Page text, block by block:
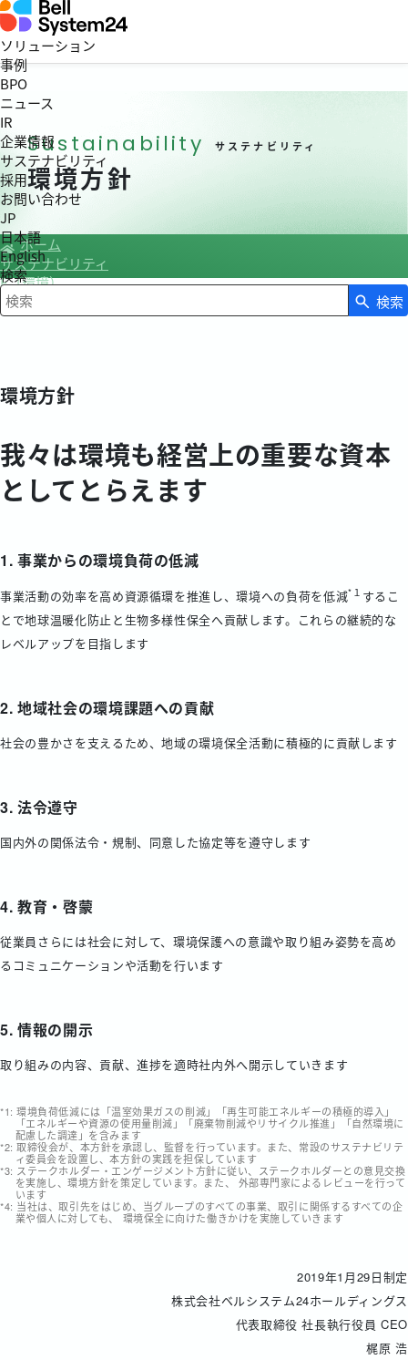
ソリューション
事例
BPO
ニュース
IR
企業情報
サステナビリティ
採用
お問い合わせ
JP
日本語
English
検索
検索キーワード入力
検索
Sustainability サステナビリティ
環境方針
ホーム
サステナビリティ
E（環境）
環境方針
環境方針
我々は環境も経営上の重要な資本
としてとらえます
1. 事業からの環境負荷の低減
事業活動の効率を高め資源循環を推進し、環境への負荷を低減*１ するこ
とで地球温暖化防止と生物多様性保全へ貢献します。これらの継続的な
レベルアップを目指します
2. 地域社会の環境課題への貢献
社会の豊かさを支えるため、地域の環境保全活動に積極的に貢献します
3. 法令遵守
国内外の関係法令・規制、同意した協定等を遵守します
4. 教育・啓蒙
従業員さらには社会に対して、環境保護への意識や取り組み姿勢を高め
るコミュニケーションや活動を行います
5. 情報の開示
取り組みの内容、貢献、進捗を適時社内外へ開示していきます
*1: 環境負荷低減には「温室効果ガスの削減」「再生可能エネルギーの積極的導入」
「エネルギーや資源の使用量削減」「廃棄物削減やリサイクル推進」「自然環境に
配慮した調達」を含みます
*2: 取締役会が、本方針を承認し、監督を行っています。また、常設のサステナビリテ
ィ委員会を設置し、本方針の実践を担保しています
*3: ステークホルダー・エンゲージメント方針に従い、ステークホルダーとの意見交換
を実施し、環境方針を策定しています。また、 外部専門家によるレビューを行って
います
*4: 当社は、取引先をはじめ、当グループのすべての事業、取引に関係するすべての企
業や個人に対しても、 環境保全に向けた働きかけを実施していきます
2019年1月29日制定
株式会社ベルシステム24ホールディングス
代表取締役 社長執行役員 CEO
梶原 浩